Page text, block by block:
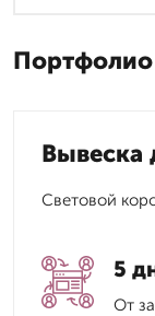
Портфолио
Вывеска
Световой
5
От